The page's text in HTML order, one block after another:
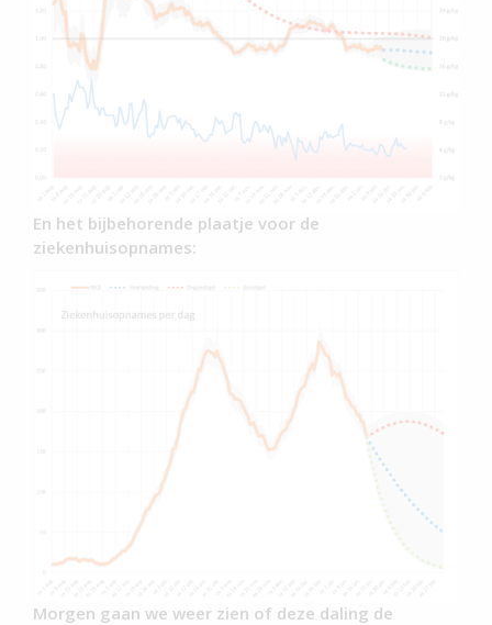
En het bijbehorende plaatje voor de
ziekenhuisopnames:
Morgen gaan we weer zien of deze daling de